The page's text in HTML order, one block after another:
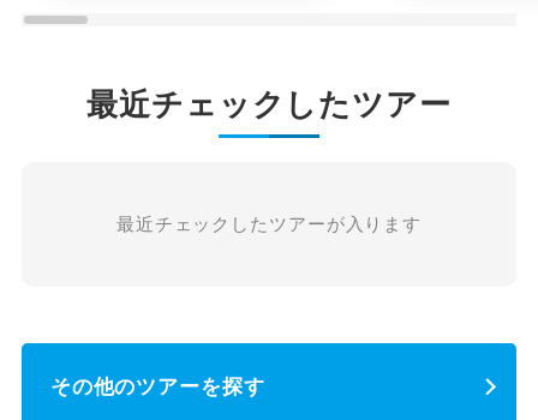
最近チェックしたツアー
最近チェックしたツアーが入ります
その他のツアーを探す